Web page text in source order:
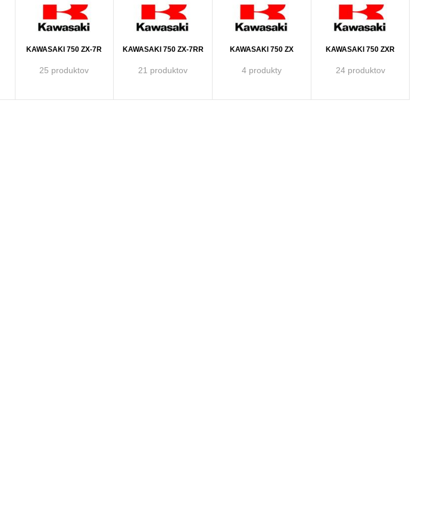
KAWASAKI 750 ZX-7R
25 produktov
KAWASAKI 750 ZX-7RR
21 produktov
KAWASAKI 750 ZX
4 produkty
KAWASAKI 750 ZXR
24 produktov